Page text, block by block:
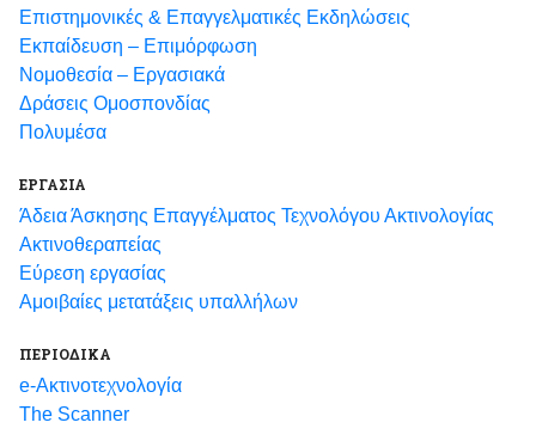
Eπιστημονικές & Επαγγελματικές Eκδηλώσεις
Εκπαίδευση – Επιμόρφωση
Νομοθεσία – Εργασιακά
Δράσεις Ομοσπονδίας
Πολυμέσα
ΕΡΓΑΣΙΑ
Άδεια Άσκησης Επαγγέλματος Τεχνολόγου Ακτινολογίας
Ακτινοθεραπείας
Εύρεση εργασίας
Αμοιβαίες μετατάξεις υπαλλήλων
ΠΕΡΙΟΔΙΚΑ
e-Ακτινοτεχνολογία
The Scanner